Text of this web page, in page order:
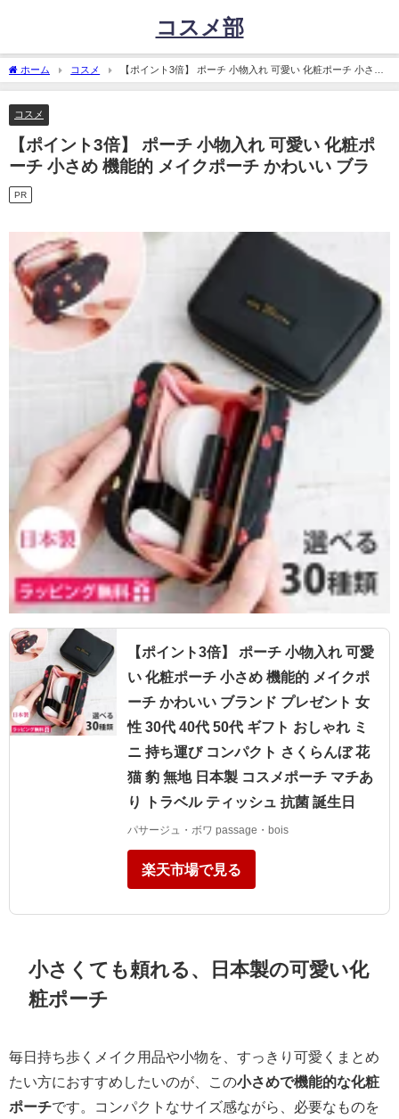
コスメ部
ホーム コスメ
【ポイント3倍】 ポーチ 小物入れ 可愛い 化粧ポーチ 小さめ
機能的 メイクポーチ かわいい ブラ
コスメ
【ポイント3倍】 ポーチ 小物入れ 可愛い 化粧ポ
ーチ 小さめ 機能的 メイクポーチ かわいい ブラ
PR
【ポイント3倍】 ポーチ 小物入れ 可愛
い 化粧ポーチ 小さめ 機能的 メイクポ
ーチ かわいい ブランド プレゼント 女
性 30代 40代 50代 ギフト おしゃれ ミ
ニ 持ち運び コンパクト さくらんぼ 花
猫 豹 無地 日本製 コスメポーチ マチあ
り トラベル ティッシュ 抗菌 誕生日
パサージュ・ボワ passage・bois
楽天市場で見る
小さくても頼れる、日本製の可愛い化
粧ポーチ
毎日持ち歩くメイク用品や小物を、すっきり可愛くまとめ
たい方におすすめしたいのが、この小さめで機能的な化粧
ポーチです。コンパクトなサイズ感ながら、必要なものを